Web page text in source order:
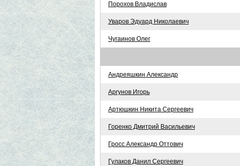
Порохов Владислав
Уваров Эдуард Николаевич
Чугаинов Олег
Андреяшкин Александр
Аргунов Игорь
Артюшкин Никита Сергеевич
Горенко Дмитрий Васильевич
Гросс Александр Оттович
Гулаков Данил Сергеевич